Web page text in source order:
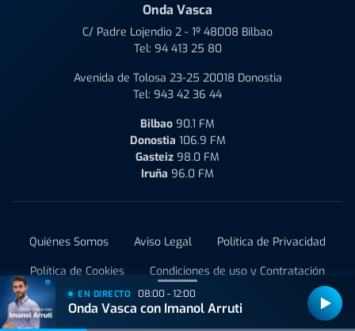
Onda Vasca
C/ Padre Lojendio 2 - 1º 48008 Bilbao
Tel: 94 413 25 80
Avenida de Tolosa 23-25 20018 Donostia
Tel: 943 42 36 44
Bilbao 90.1 FM
Donostia 106.9 FM
Gasteiz 98.0 FM
Iruña 96.0 FM
Quiénes Somos Aviso Legal
Política de Privacidad
Política de Cookies
Condiciones de uso y Contratación
Administrar Utiq
EN DIRECTO 08:00 - 12:00
Onda Vasca con Imanol Arruti